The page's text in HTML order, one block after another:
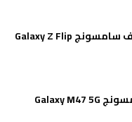
جميع مواصفات هاتف سامسونج Galaxy Z Flip
مواصفات هاتف سامسونج Galaxy M47 5G